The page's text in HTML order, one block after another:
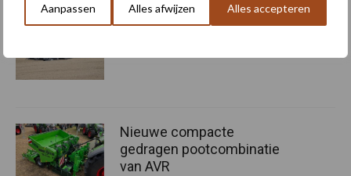
Aanpassen Alles afwijzen Alles accepteren
“Hoge verwachtingen van
Nieuwe compacte
gedragen pootcombinatie
van AVR